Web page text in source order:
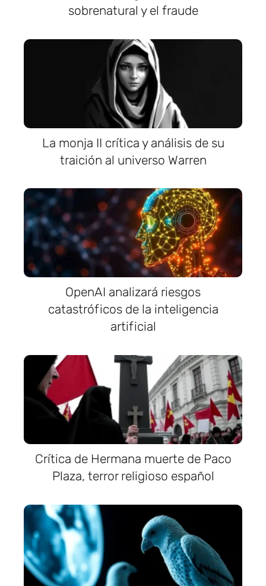
sobrenatural y el fraude
La monja II crítica y análisis de su
traición al universo Warren
OpenAI analizará riesgos
catastróficos de la inteligencia
artificial
Crítica de Hermana muerte de Paco
Plaza, terror religioso español